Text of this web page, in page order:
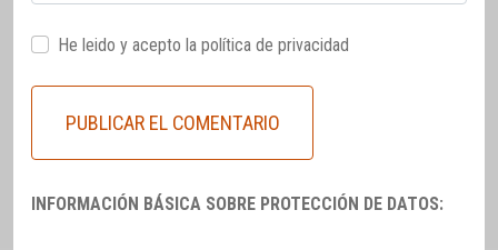
He leido y acepto la política de privacidad
INFORMACIÓN BÁSICA SOBRE PROTECCIÓN DE DATOS: